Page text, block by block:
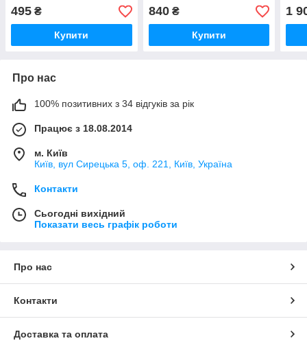
495 ₴
Купити
840₴
Купити
1
Про нас
100% позитивних з 34 відгуків за рік
Працює з 18.08.2014
м. Київ
Київ, вул Сирецька 5, оф. 221, Київ, Україна
Контакти
Сьогодні вихідний
Показати весь графік роботи
Про нас
Контакти
Доставка та оплата